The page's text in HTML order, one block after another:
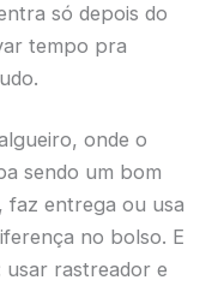
só depois do
tempo pra
onde o
sendo um bom
faz entrega ou usa
no bolso. E
usar rastreador e